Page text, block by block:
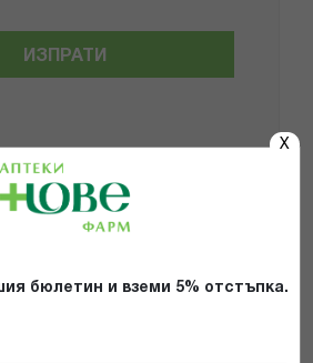
X
бюлетин и вземи 5% отстъпка.
ИЗПРАТИ
в тази категория
ГАЩИ